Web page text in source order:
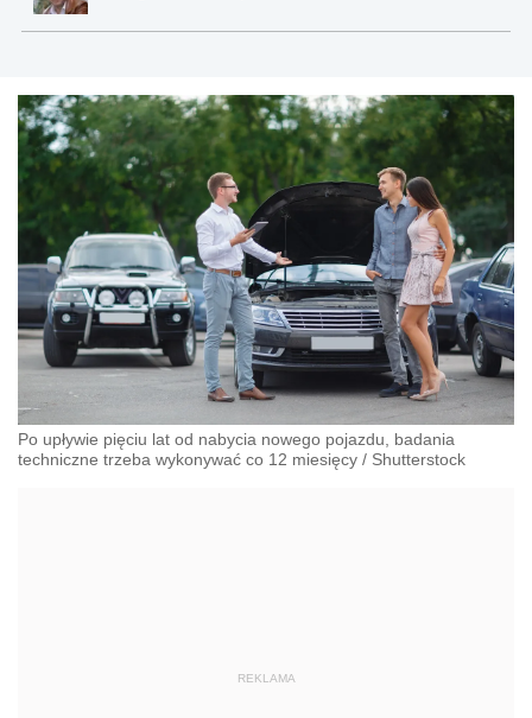
Po upływie pięciu lat od nabycia nowego pojazdu, badania
techniczne trzeba wykonywać co 12 miesięcy / Shutterstock